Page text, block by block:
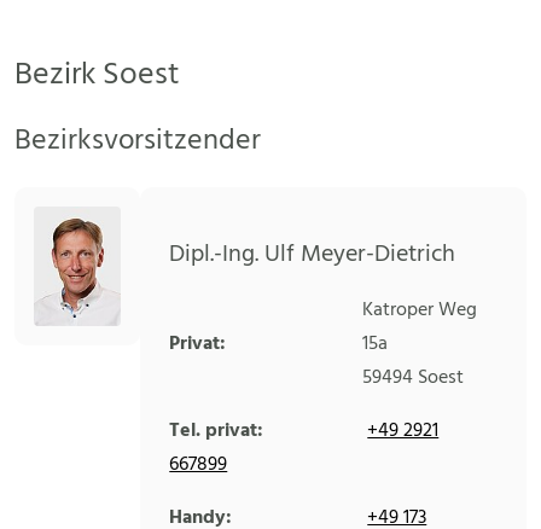
Bezirk Soest
Bezirksvorsitzender
Dipl.-Ing. Ulf Meyer-Dietrich
Privat:
Katroper Weg
15a
59494Soest
Tel. privat:
+49 2921
667899
Handy:
+49 173